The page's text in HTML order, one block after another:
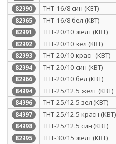
82990 ТНТ-16/8 син (КВТ)
82965 ТНТ-16/8 бел (КВТ)
82991 ТНТ-20/10 желт (КВТ)
82992 ТНТ-20/10 зел (КВТ)
82993 ТНТ-20/10 красн (КВТ)
82994 ТНТ-20/10 син (КВТ)
82966 ТНТ-20/10 бел (КВТ)
84994 ТНТ-25/12.5 желт (КВТ)
84996 ТНТ-25/12.5 зел (КВТ)
84997 ТНТ-25/12.5 красн (КВТ)
84998 ТНТ-25/12.5 син (КВТ)
82995 ТНТ-30/15 желт (КВТ)